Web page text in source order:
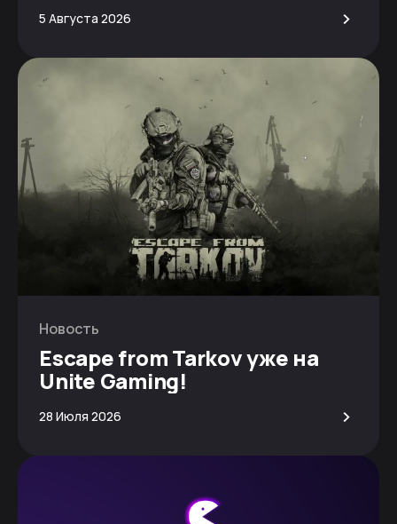
5 Августа 2026 >
Новость
Escape from Tarkov уже на
Unite Gaming!
28 Июля 2026 >